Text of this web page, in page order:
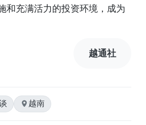
和充满活力的投资环境，成为
越通社
越南